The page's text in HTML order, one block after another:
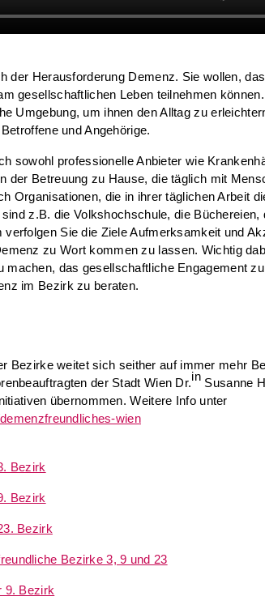
der Herausforderung Demenz. Sie wollen,
gesellschaftlichen Leben teilnehmen
Umgebung, um ihnen den Alltag zu
und Angehörige.
sowohl professionelle Anbieter wie
der Betreuung zu Hause, die täglich mit
Organisationen, die in ihrer täglichen Arbeit
z.B. die Volkshochschule, die Büchereien,
Sie die Ziele Aufmerksamkeit und
zu Wort kommen zu lassen. Wichtig
machen, das gesellschaftliche Engagement
im Bezirk zu beraten.
Bezirke weitet sich seither auf immer mehr
der Stadt Wien Dr.in Susanne
übernommen. Weitere Info unter
wien
Bezirk
Bezirk
Bezirk
Bezirke 3, 9 und 23
9. Bezirk